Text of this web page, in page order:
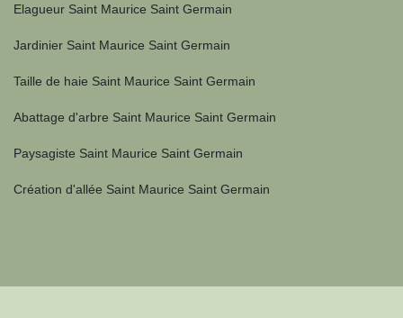
Elagueur Saint Maurice Saint Germain
Jardinier Saint Maurice Saint Germain
Taille de haie Saint Maurice Saint Germain
Abattage d'arbre Saint Maurice Saint Germain
Paysagiste Saint Maurice Saint Germain
Création d'allée Saint Maurice Saint Germain